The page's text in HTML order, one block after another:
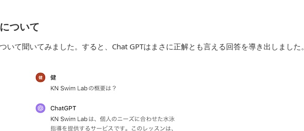
ついて
いて聞いてみました。すると、Chat GPTはまさに正解とも言える回答を導き出しました。